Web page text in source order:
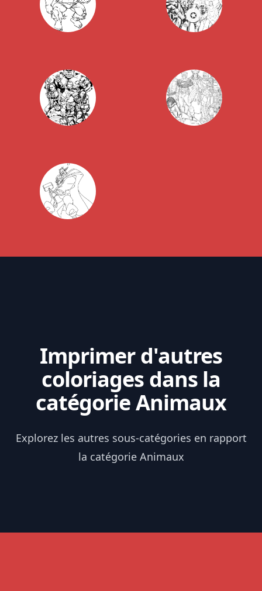
Imprimer d'autres
coloriages dans la
catégorie Animaux
Explorez les autres sous-catégories en rapport
la catégorie Animaux